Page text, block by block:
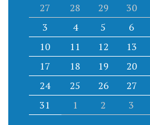
27
28 29 30
3
4 5 6
10
11 12 13
17
18 19 20
24
25 26 27
31
1 2 3